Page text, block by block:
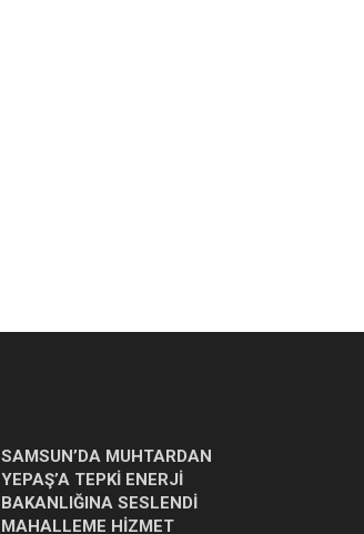
SAMSUN’DA MUHTARDAN
YEPAŞ’A TEPKİ ENERJİ
BAKANLIĞINA SESLENDİ
MAHALLEME HİZMET